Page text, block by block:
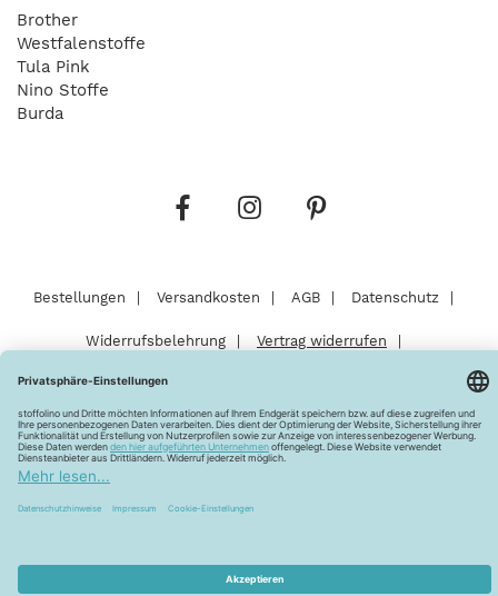
Brother
Westfalenstoffe
Tula Pink
Nino Stoffe
Burda
Bestellungen Versandkosten AGB Datenschutz
Widerrufsbelehrung Vertrag widerrufen
Barrierefreiheitserklärung
Kontakt Lagerverkauf FAQ Impressum